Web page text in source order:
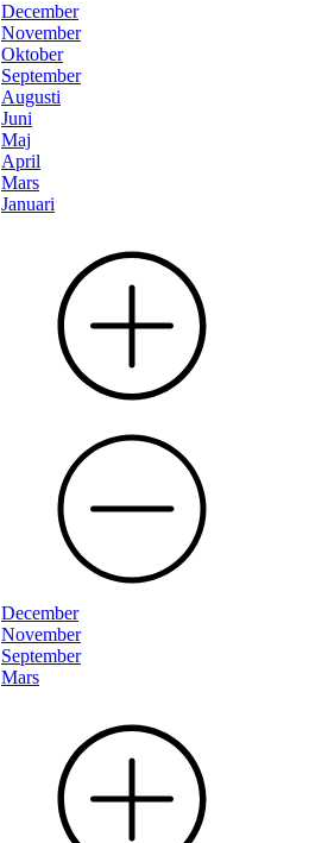
December
November
Oktober
September
Augusti
Juni
Maj
April
Mars
Januari
December
November
September
Mars